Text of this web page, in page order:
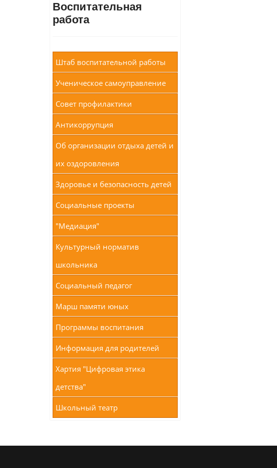
Воспитательная
работа
Штаб воспитательной работы
Ученическое самоуправление
Совет профилактики
Антикоррупция
Об организации отдыха детей и
их оздоровления
Здоровье и безопасность детей
Социальные проекты
"Медиация"
Культурный норматив
школьника
Социальный педагог
Марш памяти юных
Программы воспитания
Информация для родителей
Хартия "Цифровая этика
детства"
Школьный театр